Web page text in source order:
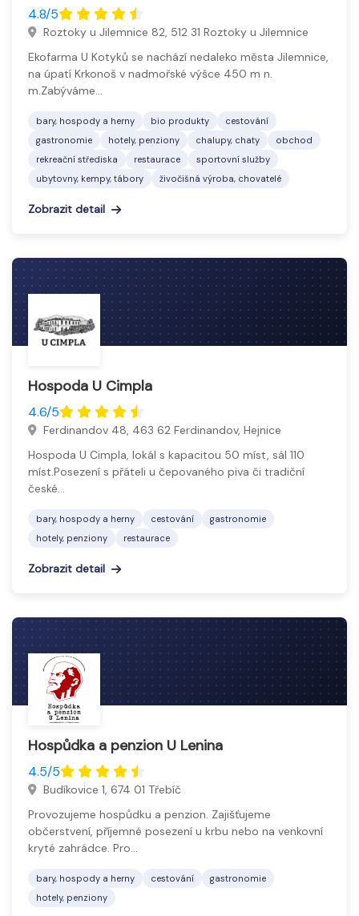
rekreaci.
4.8/5
Roztoky u Jilemnice 82, 512 31 Roztoky u Jilemnice
Ekofarma U Kotyků se nachází nedaleko města Jilemnice,
na úpatí Krkonoš v nadmořské výšce 450 m n.
m.Zabýváme…
bary, hospody a herny bio produkty
cestování
gastronomie
hotely, penziony chalupy, chaty
obchod
rekreační střediska
restaurace
sportovní služby
ubytovny, kempy, tábory
živočišná výroba, chovatelé
Zobrazit detail
Hospoda U Cimpla
4.6/5
Ferdinandov 48, 463 62 Ferdinandov, Hejnice
Hospoda U Cimpla, lokál s kapacitou 50 míst, sál 110
míst.Posezení s přáteli u čepovaného piva či tradiční
české…
bary, hospody a herny cestování
gastronomie
hotely, penziony
restaurace
Zobrazit detail
Hospůdka a penzion U Lenina
4.5/5
Budíkovice 1, 674 01 Třebíč
Provozujeme hospůdku a penzion. Zajišťujeme
občerstvení, příjemné posezení u krbu nebo na venkovní
kryté zahrádce. Pro…
bary, hospody a herny cestování
gastronomie
hotely, penziony